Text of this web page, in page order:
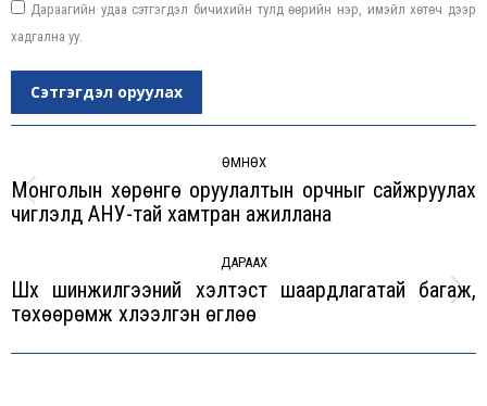
Дараагийн удаа сэтгэгдэл бичихийн тулд өөрийн нэр, имэйл хөтөч дээр
хадгална уу.
Сэтгэгдэл оруулах
ӨМНӨХ
Previous
Монголын хөрөнгө оруулалтын орчныг сайжруулах
чиглэлд АНУ-тай хамтран ажиллана
ДАРААХ
Next
post:
Шүүх шинжилгээний хэлтэст шаардлагатай багаж,
төхөөрөмж хүлээлгэн өглөө